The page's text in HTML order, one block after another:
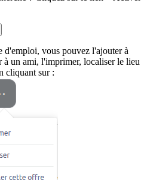
d'emploi, vous pouvez l'ajouter à
à un ami, l'imprimer, localiser le lieu
cliquant sur :